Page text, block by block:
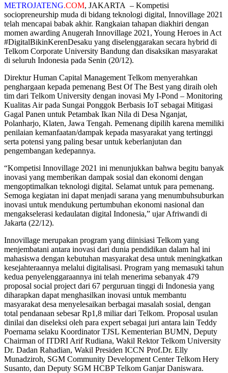
METROJATENG.COM, JAKARTA – Kompetisi
sociopreneurship muda di bidang teknologi digital, Innovillage 2021
telah mencapai babak akhir. Rangkaian tahapan diakhiri dengan
momen awarding Anugerah Innovillage 2021, Young Heroes in Act
#DigitalBikinKerenDesaku yang diselenggarakan secara hybrid di
Telkom Corporate University Bandung dan disaksikan masyarakat
di seluruh Indonesia pada Senin (20/12).
Direktur Human Capital Management Telkom menyerahkan
penghargaan kepada pemenang Best Of The Best yang diraih oleh
tim dari Telkom University dengan inovasi My I-Pond – Monitoring
Kualitas Air pada Sungai Ponggok Berbasis IoT sebagai Mitigasi
Gagal Panen untuk Petambak Ikan Nila di Desa Nganjat,
Polanharjo, Klaten, Jawa Tengah. Pemenang dipilih karena memiliki
penilaian kemanfaatan/dampak kepada masyarakat yang tertinggi
serta potensi yang paling besar untuk keberlanjutan dan
pengembangan kedepannya.
“Kompetisi Innovillage 2021 ini menunjukkan bahwa begitu banyak
inovasi yang memberikan dampak sosial dan ekonomi dengan
mengoptimalkan teknologi digital. Selamat untuk para pemenang.
Semoga kegiatan ini dapat menjadi sarana yang menumbuhsuburkan
inovasi untuk mendukung pertumbuhan ekonomi nasional dan
mengakselerasi kedaulatan digital Indonesia,” ujar Afriwandi di
Jakarta (22/12).
Innovillage merupakan program yang diinisiasi Telkom yang
menjembatani antara inovasi dari dunia pendidikan dalam hal ini
mahasiswa dengan kebutuhan masyarakat desa untuk meningkatkan
kesejahteraannya melalui digitalisasi. Program yang memasuki tahun
kedua penyelenggaraannya ini telah menerima sebanyak 479
proposal social project dari 67 perguruan tinggi di Indonesia yang
diharapkan dapat menghasilkan inovasi untuk membantu
masyarakat desa menyelesaikan berbagai masalah sosial, dengan
total pendanaan sebesar Rp1,8 miliar dari Telkom. Proposal usulan
dinilai dan diseleksi oleh para expert sebagai juri antara lain Teddy
Poernama selaku Koordinator TJSL Kementerian BUMN, Deputy
Chairman of ITDRI Arif Rudiana, Wakil Rektor Telkom University
Dr. Dadan Rahadian, Wakil Presiden ICCN Prof.Dr. Elly
Munadziroh, SGM Community Development Center Telkom Hery
Susanto, dan Deputy SGM HCBP Telkom Ganjar Daniswara.